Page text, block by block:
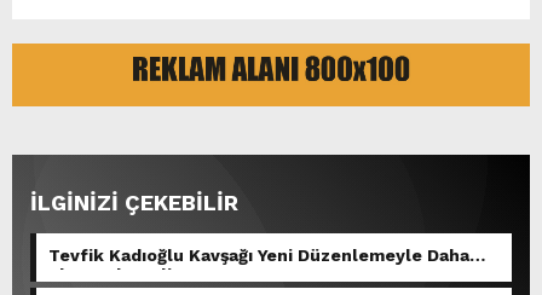
İLGİNİZİ ÇEKEBİLİR
Tevfik Kadıoğlu Kavşağı Yeni Düzenlemeyle Daha
Akıcı Hale Geliyor.